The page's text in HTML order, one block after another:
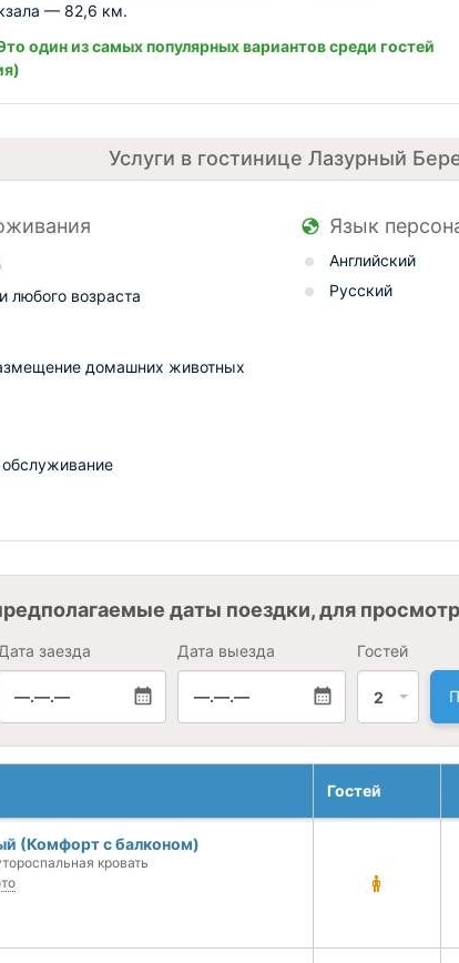
— 82,6 км.
один из самых популярных вариантов среди гостей
Услуги в гостинице Лазурный
любого возраста
домашних животных
Язык
Английский
Русский
даты поездки, для
Дата заезда
—.—.—
Дата выезда
—.—.—
Гостей
2
Гостей
(Комфорт с балконом)
кровать